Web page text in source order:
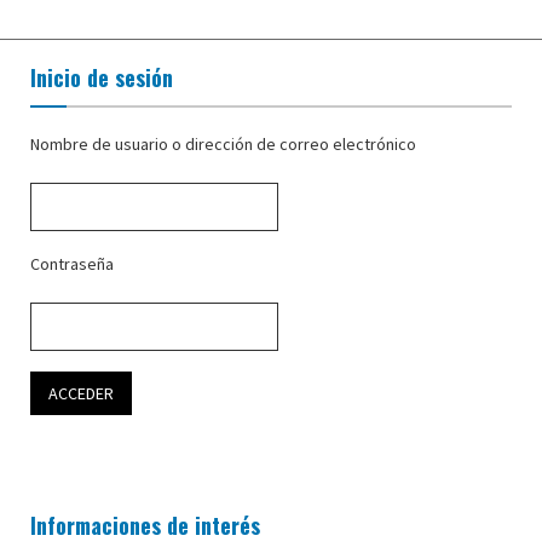
Inicio de sesión
Nombre de usuario o dirección de correo electrónico
Contraseña
Informaciones de interés